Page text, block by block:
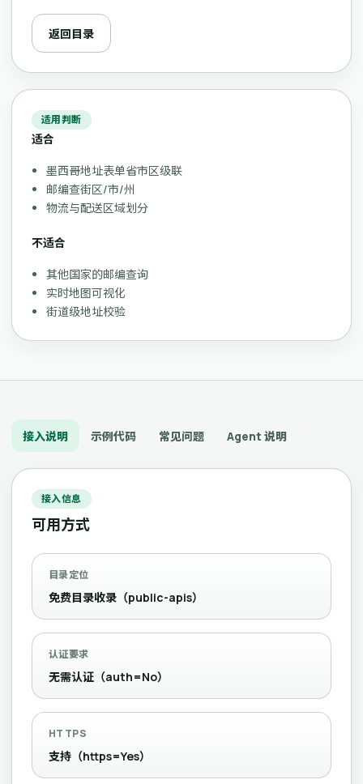
返回目录
适用判断
适合
墨西哥地址表单省市区级联
邮编查街区/市/州
物流与配送区域划分
不适合
其他国家的邮编查询
实时地图可视化
街道级地址校验
接入说明 示例代码 常见问题 Agent 说明
接入信息
可用方式
目录定位
免费目录收录（public-apis）
认证要求
无需认证（auth=No）
HTTPS
支持（https=Yes）